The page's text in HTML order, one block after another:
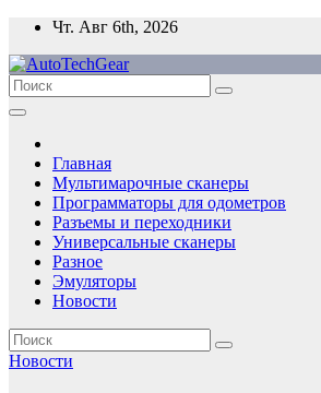
Перейти
содержимому
Чт. Авг 6th, 2026
Главная
Мультимарочные сканеры
Программаторы для одометров
Разъемы и переходники
Универсальные сканеры
Разное
Эмуляторы
Новости
Новости